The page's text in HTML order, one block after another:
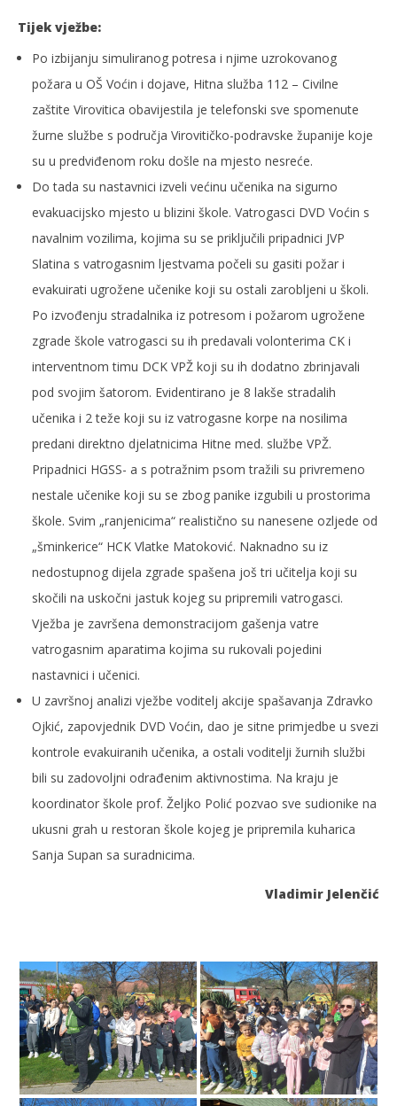
Tijek vježbe:
Po izbijanju simuliranog potresa i njime uzrokovanog
požara u OŠ Voćin i dojave, Hitna služba 112 – Civilne
zaštite Virovitica obavijestila je telefonski sve spomenute
žurne službe s područja Virovitičko-podravske županije koje
su u predviđenom roku došle na mjesto nesreće.
Do tada su nastavnici izveli većinu učenika na sigurno
evakuacijsko mjesto u blizini škole. Vatrogasci DVD Voćin s
navalnim vozilima, kojima su se priključili pripadnici JVP
Slatina s vatrogasnim ljestvama počeli su gasiti požar i
evakuirati ugrožene učenike koji su ostali zarobljeni u školi.
Po izvođenju stradalnika iz potresom i požarom ugrožene
zgrade škole vatrogasci su ih predavali volonterima CK i
interventnom timu DCK VPŽ koji su ih dodatno zbrinjavali
pod svojim šatorom. Evidentirano je 8 lakše stradalih
učenika i 2 teže koji su iz vatrogasne korpe na nosilima
predani direktno djelatnicima Hitne med. službe VPŽ.
Pripadnici HGSS- a s potražnim psom tražili su privremeno
nestale učenike koji su se zbog panike izgubili u prostorima
škole. Svim „ranjenicima“ realistično su nanesene ozljede od
„šminkerice“ HCK Vlatke Matoković. Naknadno su iz
nedostupnog dijela zgrade spašena još tri učitelja koji su
skočili na uskočni jastuk kojeg su pripremili vatrogasci.
Vježba je završena demonstracijom gašenja vatre
vatrogasnim aparatima kojima su rukovali pojedini
nastavnici i učenici.
U završnoj analizi vježbe voditelj akcije spašavanja Zdravko
Ojkić, zapovjednik DVD Voćin, dao je sitne primjedbe u svezi
kontrole evakuiranih učenika, a ostali voditelji žurnih službi
bili su zadovoljni odrađenim aktivnostima. Na kraju je
koordinator škole prof. Željko Polić pozvao sve sudionike na
ukusni grah u restoran škole kojeg je pripremila kuharica
Sanja Supan sa suradnicima.
Vladimir Jelenčić